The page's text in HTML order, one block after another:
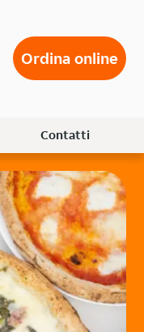
Ordina online
Contatti